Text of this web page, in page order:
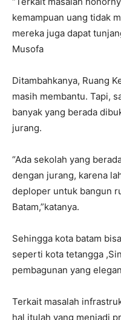
kemampuan uang tidak
mereka juga dapat
Musofa
Ditambahkanya, Ruang
masih membantu. Tapi,
banyak yang berada
jurang.
“Ada sekolah yang
dengan jurang, karena
deploper untuk bangun
Batam,”katanya.
Sehingga kota batam
seperti kota tetangga
pembagunan yang
Terkait masalah
hal itulah yang menjadi